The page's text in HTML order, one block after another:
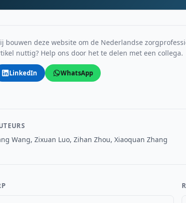
bouwen deze website om de Nederlandse
nuttig? Help ons door het te delen met een collega.
LinkedIn WhatsApp
Wang, Zixuan Luo, Zihan Zhou, Xiaoquan Zhang